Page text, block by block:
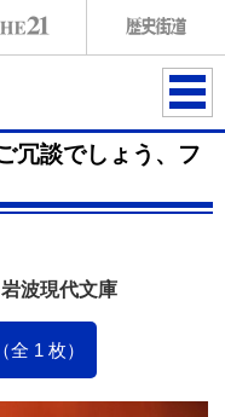
ME
NU
冗談でしょう、フ
波現代文庫
1 枚）